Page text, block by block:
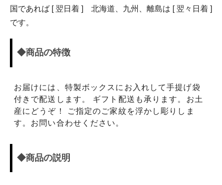
国であれば [ 翌日着 ] 北海道、九州、離島は [ 翌々日着 ]
です。
◆商品の特徴
お届けには、特製ボックスにお入れして手提げ袋
付きで配送します。 ギフト配送も承ります。お土
産にどうぞ！ ご指定のご家紋を浮かし彫りしま
す。お問い合わせください。
◆商品の説明